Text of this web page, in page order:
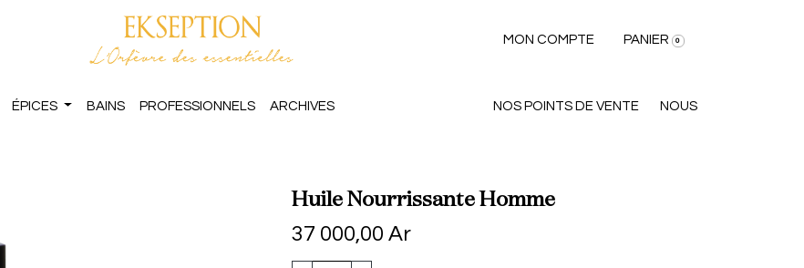
MON COMPTE PANIER 0
ÉPICES BAINS PROFESSIONNELS ARCHIVES NOS POINTS DE VENTE NOUS
Huile Nourrissante Homme
37 000,00 Ar